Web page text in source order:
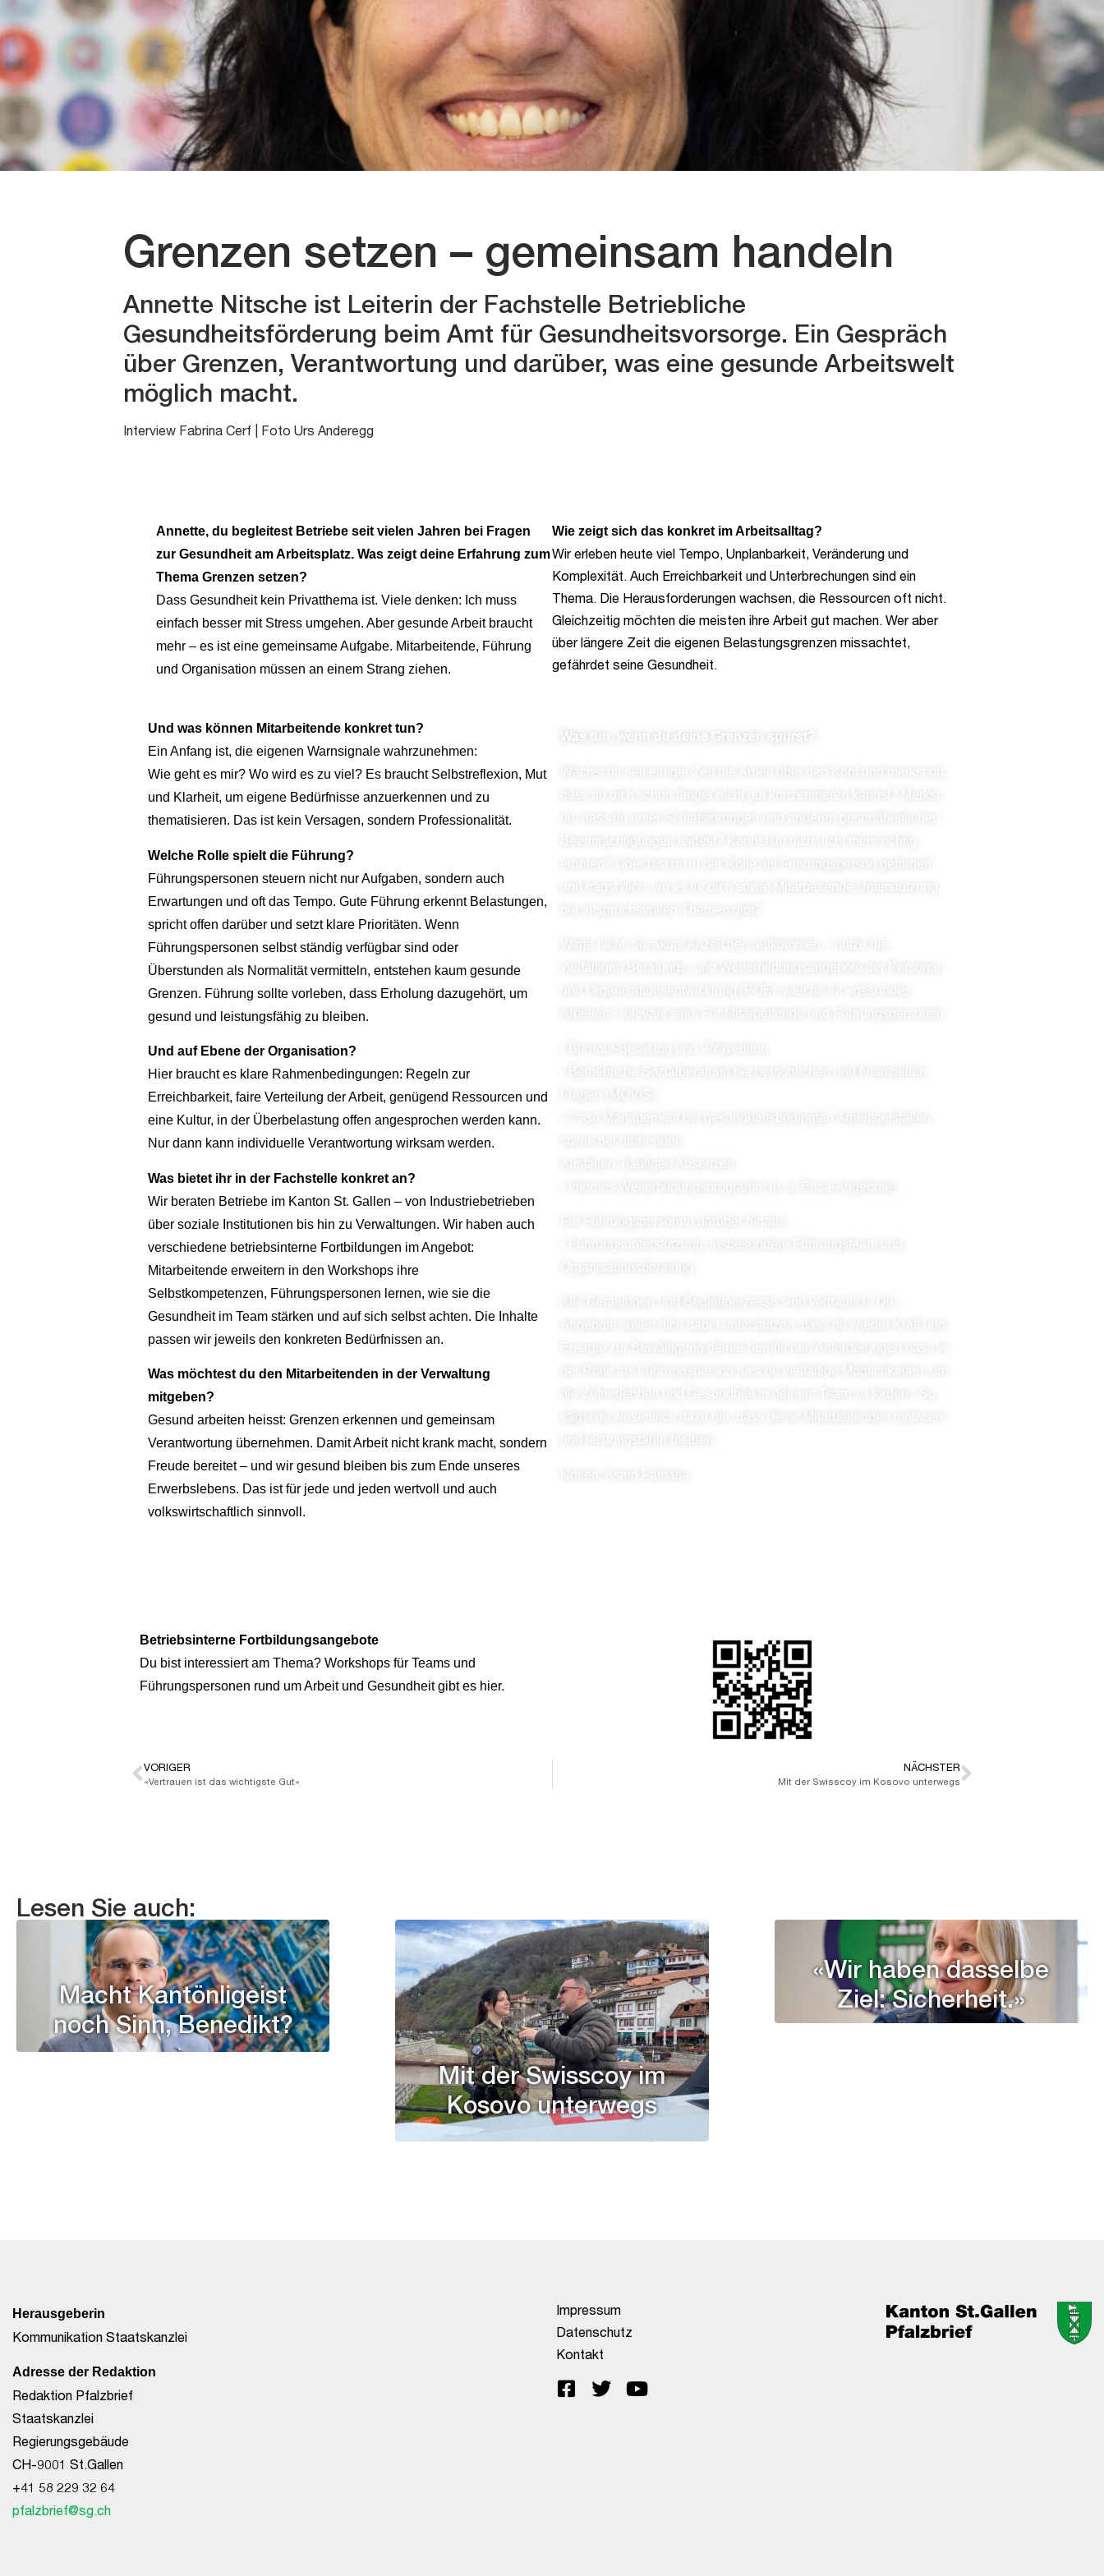
Grenzen setzen – gemeinsam handeln
Annette Nitsche ist Leiterin der Fachstelle Betriebliche
Gesundheitsförderung beim Amt für Gesundheitsvorsorge. Ein Gespräch
über Grenzen, Verantwortung und darüber, was eine gesunde Arbeitswelt
möglich macht.
Interview Fabrina Cerf | Foto Urs Anderegg
Annette, du begleitest Betriebe seit vielen Jahren bei Fragen
zur Gesundheit am Arbeitsplatz. Was zeigt deine Erfahrung zum
Thema Grenzen setzen?
Dass Gesundheit kein Privatthema ist. Viele denken: Ich muss
einfach besser mit Stress umgehen. Aber gesunde Arbeit braucht
mehr – es ist eine gemeinsame Aufgabe. Mitarbeitende, Führung
und Organisation müssen an einem Strang ziehen.
Wie zeigt sich das konkret im Arbeitsalltag?
Wir erleben heute viel Tempo, Unplanbarkeit, Veränderung und
Komplexität. Auch Erreichbarkeit und Unterbrechungen sind ein
Thema. Die Herausforderungen wachsen, die Ressourcen oft nicht.
Gleichzeitig möchten die meisten ihre Arbeit gut machen. Wer aber
über längere Zeit die eigenen Belastungsgrenzen missachtet,
gefährdet seine Gesundheit.
Und was können Mitarbeitende konkret tun?
Ein Anfang ist, die eigenen Warnsignale wahrzunehmen:
Wie geht es mir? Wo wird es zu viel? Es braucht Selbstreflexion, Mut
und Klarheit, um eigene Bedürfnisse anzuerkennen und zu
thematisieren. Das ist kein Versagen, sondern Professionalität.
Welche Rolle spielt die Führung?
Führungspersonen steuern nicht nur Aufgaben, sondern auch
Erwartungen und oft das Tempo. Gute Führung erkennt Belastungen,
spricht offen darüber und setzt klare Prioritäten. Wenn
Führungspersonen selbst ständig verfügbar sind oder
Überstunden als Normalität vermitteln, entstehen kaum gesunde
Grenzen. Führung sollte vorleben, dass Erholung dazugehört, um
gesund und leistungsfähig zu bleiben.
Und auf Ebene der Organisation?
Hier braucht es klare Rahmenbedingungen: Regeln zur
Erreichbarkeit, faire Verteilung der Arbeit, genügend Ressourcen und
eine Kultur, in der Überbelastung offen angesprochen werden kann.
Nur dann kann individuelle Verantwortung wirksam werden.
Was bietet ihr in der Fachstelle konkret an?
Wir beraten Betriebe im Kanton St. Gallen – von Industriebetrieben
über soziale Institutionen bis hin zu Verwaltungen. Wir haben auch
verschiedene betriebsinterne Fortbildungen im Angebot:
Mitarbeitende erweitern in den Workshops ihre
Selbstkompetenzen, Führungspersonen lernen, wie sie die
Gesundheit im Team stärken und auf sich selbst achten. Die Inhalte
passen wir jeweils den konkreten Bedürfnissen an.
Was möchtest du den Mitarbeitenden in der Verwaltung
mitgeben?
Gesund arbeiten heisst: Grenzen erkennen und gemeinsam
Verantwortung übernehmen. Damit Arbeit nicht krank macht, sondern
Freude bereitet – und wir gesund bleiben bis zum Ende unseres
Erwerbslebens. Das ist für jede und jeden wertvoll und auch
volkswirtschaftlich sinnvoll.
Was tun, wenn du deine Grenzen spürst?
Betriebsinterne Fortbildungsangebote
Du bist interessiert am Thema? Workshops für Teams und
Führungspersonen rund um Arbeit und Gesundheit gibt es hier.
VORIGER
«Vertrauen ist das wichtigste Gut»
NÄCHSTER
Mit der Swisscoy im Kosovo unterwegs
Lesen Sie auch:
Macht Kantönligeist
noch Sinn, Benedikt?
Mit der Swisscoy im
Kosovo unterwegs
«Wir haben dasselbe
Ziel: Sicherheit.»
Herausgeberin
Kommunikation Staatskanzlei
Adresse der Redaktion
Redaktion Pfalzbrief
Staatskanzlei
Regierungsgebäude
CH-9001 St.Gallen
+41 58 229 32 64
pfalzbrief@sg.ch
Impressum
Datenschutz
Kontakt